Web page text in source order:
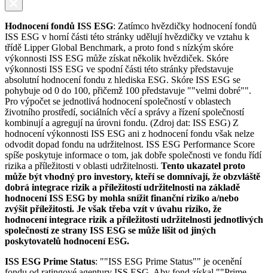
Hodnocení fondů ISS ESG: Zatímco hvězdičky hodnocení fondů
ISS ESG v horní části této stránky udělují hvězdičky ve vztahu k
třídě Lipper Global Benchmark, a proto fond s nízkým skóre
výkonnosti ISS ESG může získat několik hvězdiček. Skóre
výkonnosti ISS ESG ve spodní části této stránky představuje
absolutní hodnocení fondu z hlediska ESG. Skóre ISS ESG se
pohybuje od 0 do 100, přičemž 100 představuje ""velmi dobré"".
Pro výpočet se jednotlivá hodnocení společností v oblastech
životního prostředí, sociálních věcí a správy a řízení společností
kombinují a agregují na úrovni fondu. (Zdroj dat: ISS ESG) Z
hodnocení výkonnosti ISS ESG ani z hodnocení fondu však nelze
odvodit dopad fondu na udržitelnost. ISS ESG Performance Score
spíše poskytuje informace o tom, jak dobře společnosti ve fondu řídí
rizika a příležitosti v oblasti udržitelnosti. Tento ukazatel proto
může být vhodný pro investory, kteří se domnívají, že obzvláště
dobrá integrace rizik a příležitostí udržitelnosti na základě
hodnocení ISS ESG by mohla snížit finanční riziko a/nebo
zvýšit příležitosti. Je však třeba vzít v úvahu riziko, že
hodnocení integrace rizik a příležitostí udržitelnosti jednotlivých
společností ze strany ISS ESG se může lišit od jiných
poskytovatelů hodnocení ESG.
ISS ESG Prime Status: ""ISS ESG Prime Status"" je ocenění